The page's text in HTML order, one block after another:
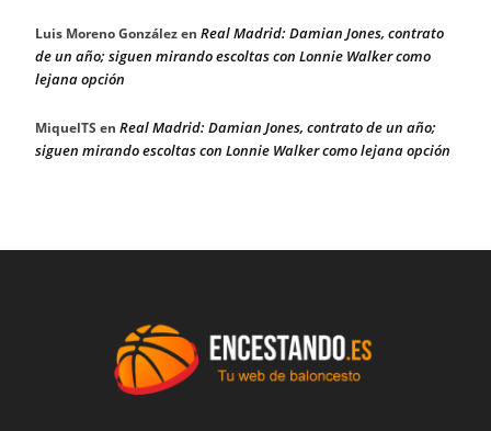
Luis Moreno Gonzálezen Real Madrid: Damian Jones, contrato
de un año; siguen mirando escoltas con Lonnie Walker como
lejana opción
MiquelTS en Real Madrid: Damian Jones, contrato de un año;
siguen mirando escoltas con Lonnie Walker como lejana opción